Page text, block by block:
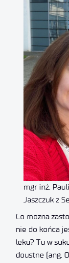
mgr inż.
Jaszczuk z
Co można
nie do końca
leku? Tu w
doustne (ang.